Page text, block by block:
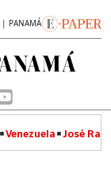
PANAMÁ
Venezuela José